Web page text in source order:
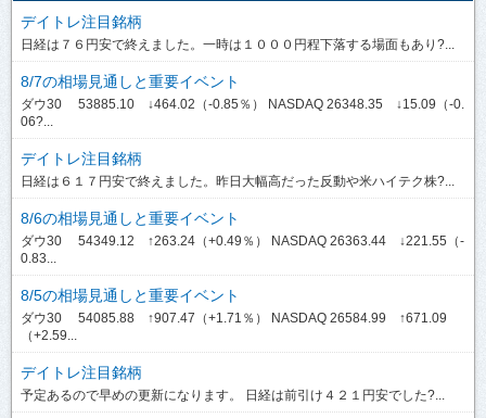
デイトレ注目銘柄
日経は７６円安で終えました。一時は１０００円程下落する場面もあり?...
8/7の相場見通しと重要イベント
ダウ30 53885.10 ↓464.02（-0.85％） NASDAQ 26348.35 ↓15.09（-0.
06?...
デイトレ注目銘柄
日経は６１７円安で終えました。昨日大幅高だった反動や米ハイテク株?...
8/6の相場見通しと重要イベント
ダウ30 54349.12 ↑263.24（+0.49％） NASDAQ 26363.44 ↓221.55（-
0.83...
8/5の相場見通しと重要イベント
ダウ30 54085.88 ↑907.47（+1.71％） NASDAQ 26584.99 ↑671.09
（+2.59...
デイトレ注目銘柄
予定あるので早めの更新になります。 日経は前引け４２１円安でした?...